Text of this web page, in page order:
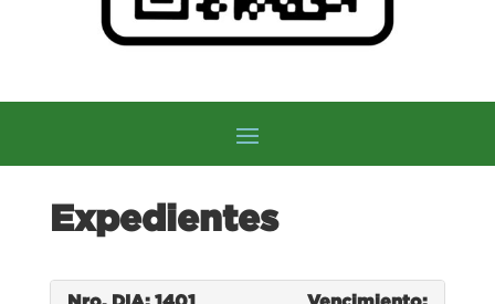
Expedientes